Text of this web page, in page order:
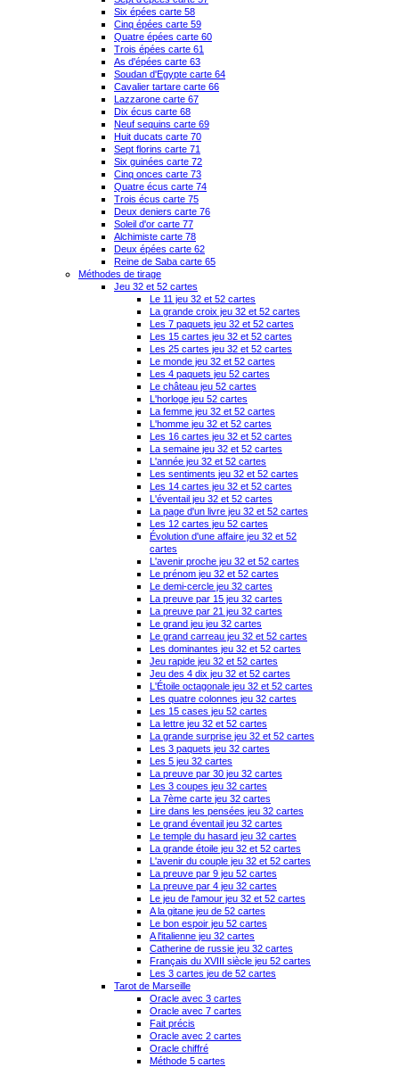
Six épées carte 58
Cinq épées carte 59
Quatre épées carte 60
Trois épées carte 61
As d'épées carte 63
Soudan d'Egypte carte 64
Cavalier tartare carte 66
Lazzarone carte 67
Dix écus carte 68
Neuf sequins carte 69
Huit ducats carte 70
Sept florins carte 71
Six guinées carte 72
Cinq onces carte 73
Quatre écus carte 74
Trois écus carte 75
Deux deniers carte 76
Soleil d'or carte 77
Alchimiste carte 78
Deux épées carte 62
Reine de Saba carte 65
Méthodes de tirage
Jeu 32 et 52 cartes
Le 11 jeu 32 et 52 cartes
La grande croix jeu 32 et 52 cartes
Les 7 paquets jeu 32 et 52 cartes
Les 15 cartes jeu 32 et 52 cartes
Les 25 cartes jeu 32 et 52 cartes
Le monde jeu 32 et 52 cartes
Les 4 paquets jeu 52 cartes
Le château jeu 52 cartes
L'horloge jeu 52 cartes
La femme jeu 32 et 52 cartes
L'homme jeu 32 et 52 cartes
Les 16 cartes jeu 32 et 52 cartes
La semaine jeu 32 et 52 cartes
L'année jeu 32 et 52 cartes
Les sentiments jeu 32 et 52 cartes
Les 14 cartes jeu 32 et 52 cartes
L'éventail jeu 32 et 52 cartes
La page d'un livre jeu 32 et 52 cartes
Les 12 cartes jeu 52 cartes
Évolution d'une affaire jeu 32 et 52
cartes
L'avenir proche jeu 32 et 52 cartes
Le prénom jeu 32 et 52 cartes
Le demi-cercle jeu 32 cartes
La preuve par 15 jeu 32 cartes
La preuve par 21 jeu 32 cartes
Le grand jeu jeu 32 cartes
Le grand carreau jeu 32 et 52 cartes
Les dominantes jeu 32 et 52 cartes
Jeu rapide jeu 32 et 52 cartes
Jeu des 4 dix jeu 32 et 52 cartes
L'Étoile octagonale jeu 32 et 52 cartes
Les quatre colonnes jeu 32 cartes
Les 15 cases jeu 52 cartes
La lettre jeu 32 et 52 cartes
La grande surprise jeu 32 et 52 cartes
Les 3 paquets jeu 32 cartes
Les 5 jeu 32 cartes
La preuve par 30 jeu 32 cartes
Les 3 coupes jeu 32 cartes
La 7ème carte jeu 32 cartes
Lire dans les pensées jeu 32 cartes
Le grand éventail jeu 32 cartes
Le temple du hasard jeu 32 cartes
La grande étoile jeu 32 et 52 cartes
L'avenir du couple jeu 32 et 52 cartes
La preuve par 9 jeu 52 cartes
La preuve par 4 jeu 32 cartes
Le jeu de l'amour jeu 32 et 52 cartes
A la gitane jeu de 52 cartes
Le bon espoir jeu 52 cartes
A l'italienne jeu 32 cartes
Catherine de russie jeu 32 cartes
Français du XVIII siècle jeu 52 cartes
Les 3 cartes jeu de 52 cartes
Tarot de Marseille
Oracle avec 3 cartes
Oracle avec 7 cartes
Fait précis
Oracle avec 2 cartes
Oracle chiffré
Méthode 5 cartes